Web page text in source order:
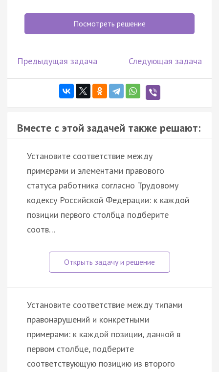
Посмотреть решение
Предыдущая задача Следующая задача
Вместе с этой задачей также решают:
Установите соответствие между
примерами и элементами правового
статуса работника согласно Трудовому
кодексу Российской Федерации: к каждой
позиции первого столбца подберите
соотв…
Установите соответствие между типами
правонарушений и конкретными
примерами: к каждой позиции, данной в
первом столбце, подберите
соответствующую позицию из второго